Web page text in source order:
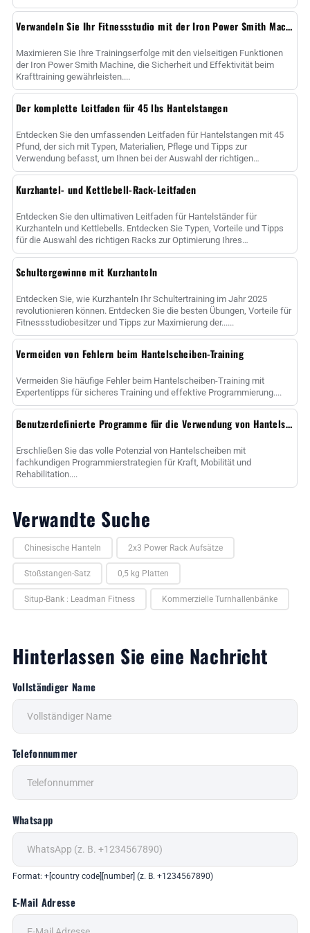
Verwandeln Sie Ihr Fitnessstudio mit der Iron Power Smith Machine
Maximieren Sie Ihre Trainingserfolge mit den vielseitigen Funktionen
der Iron Power Smith Machine, die Sicherheit und Effektivität beim
Krafttraining gewährleisten....
Der komplette Leitfaden für 45 lbs Hantelstangen
Entdecken Sie den umfassenden Leitfaden für Hantelstangen mit 45
Pfund, der sich mit Typen, Materialien, Pflege und Tipps zur
Verwendung befasst, um Ihnen bei der Auswahl der richtigen
Hantelstange zur Maximierung......
Kurzhantel- und Kettlebell-Rack-Leitfaden
Entdecken Sie den ultimativen Leitfaden für Hantelständer für
Kurzhanteln und Kettlebells. Entdecken Sie Typen, Vorteile und Tipps
für die Auswahl des richtigen Racks zur Optimierung Ihres
Fitnessstudios sp......
Schultergewinne mit Kurzhanteln
Entdecken Sie, wie Kurzhanteln Ihr Schultertraining im Jahr 2025
revolutionieren können. Entdecken Sie die besten Übungen, Vorteile für
Fitnessstudiobesitzer und Tipps zur Maximierung der......
Vermeiden von Fehlern beim Hantelscheiben-Training
Vermeiden Sie häufige Fehler beim Hantelscheiben-Training mit
Expertentipps für sicheres Training und effektive Programmierung....
Benutzerdefinierte Programme für die Verwendung von Hantelscheiben
Erschließen Sie das volle Potenzial von Hantelscheiben mit
fachkundigen Programmierstrategien für Kraft, Mobilität und
Rehabilitation....
Verwandte Suche
Chinesische Hanteln 2x3 Power Rack Aufsätze
Stoßstangen-Satz 0,5 kg Platten
Situp-Bank : Leadman Fitness Kommerzielle Turnhallenbänke
Hinterlassen Sie eine Nachricht
Vollständiger Name
Telefonnummer
Whatsapp
Format: +[country code][number] (z. B. +1234567890)
E-Mail Adresse